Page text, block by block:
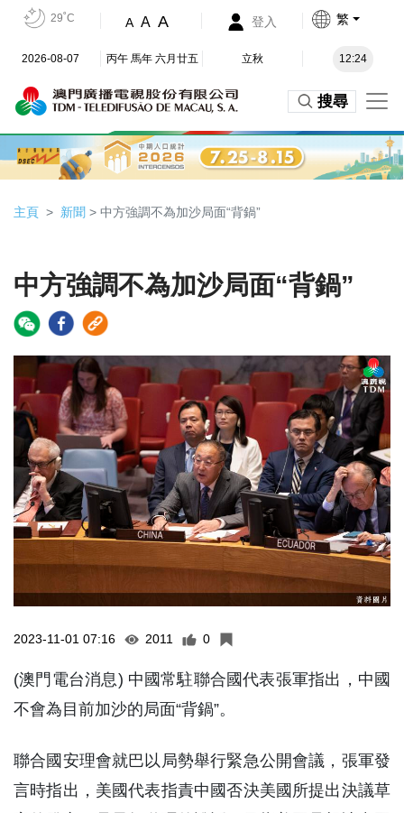
29˚C A A A 登入 繁
2026-08-07 丙午 馬年 六月廿五 立秋 12:24
搜尋
主頁 新聞 > 中方強調不為加沙局面“背鍋”
中方強調不為加沙局面“背鍋”
2023-11-01 07:16 2011 0
(澳門電台消息) 中國常駐聯合國代表張軍指出，中國
不會為目前加沙的局面“背鍋”。
聯合國安理會就巴以局勢舉行緊急公開會議，張軍發
言時指出，美國代表指責中國否決美國所提出決議草